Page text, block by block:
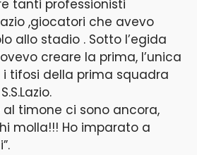
tanti professionisti
,giocatori che avevo
allo stadio . Sotto l’egida
creare la prima, l’unica
i tifosi della prima squadra
al timone ci sono ancora,
molla!!! Ho imparato a